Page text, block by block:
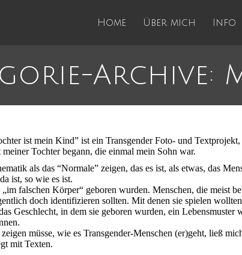
Home Über mich Info
Archive:
ist mein Kind” ist ein Transgender Foto- und
Tochter begann, die einmal mein Sohn war.
als das “Normale” zeigen, das es ist, als etwas, das
ist, so wie es ist.
falschen Körper“ geboren wurden. Menschen, die meist
doch identifizieren sollten. Mit denen sie spielen
Geschlecht, in dem sie geboren wurden, ein
müsse, wie es Transgender-Menschen (er)geht, ließ
mit Texten.